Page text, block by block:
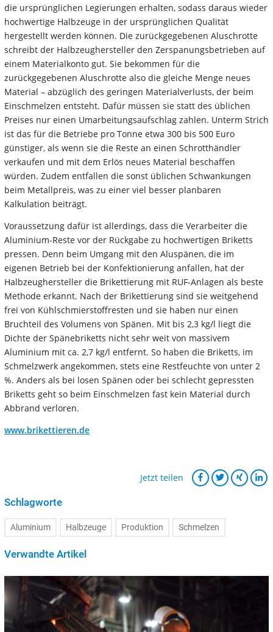
die ursprünglichen Legierungen erhalten, sodass daraus wieder
hochwertige Halbzeuge in der ursprünglichen Qualität
hergestellt werden können. Die zurückgegebenen Aluschrotte
schreibt der Halbzeughersteller den Zerspanungsbetrieben auf
einem Materialkonto gut. Sie bekommen für die
zurückgegebenen Aluschrotte also die gleiche Menge neues
Material – abzüglich des geringen Materialverlusts, der beim
Einschmelzen entsteht. Dafür müssen sie statt des üblichen
Preises nur einen Umarbeitungsaufschlag zahlen. Unterm Strich
ist das für die Betriebe pro Tonne etwa 300 bis 500 Euro
günstiger, als wenn sie die Reste an einen Schrotthändler
verkaufen und mit dem Erlös neues Material beschaffen
würden. Zudem entfallen die sonst üblichen Schwankungen
beim Metallpreis, was zu einer viel besser planbaren
Kalkulation beiträgt.
Voraussetzung dafür ist allerdings, dass die Verarbeiter die
Aluminium-Reste vor der Rückgabe zu hochwertigen Briketts
pressen. Denn beim Umgang mit den Aluspänen, die im
eigenen Betrieb bei der Konfektionierung anfallen, hat der
Halbzeughersteller die Brikettierung mit RUF-Anlagen als beste
Methode erkannt. Nach der Brikettierung sind sie weitgehend
frei von Kühlschmierstoffresten und sie haben nur einen
Bruchteil des Volumens von Spänen. Mit bis 2,3 kg/l liegt die
Dichte der Spänebriketts nicht sehr weit von massivem
Aluminium mit ca. 2,7 kg/l entfernt. So haben die Briketts, im
Schmelzwerk angekommen, stets eine Restfeuchte von unter 2
%. Anders als bei losen Spänen oder bei schlecht gepressten
Briketts geht so beim Einschmelzen fast kein Material durch
Abbrand verloren.
www.brikettieren.de
Jetzt teilen
Schlagworte
Aluminium Halbzeuge Produktion Schmelzen
Verwandte Artikel